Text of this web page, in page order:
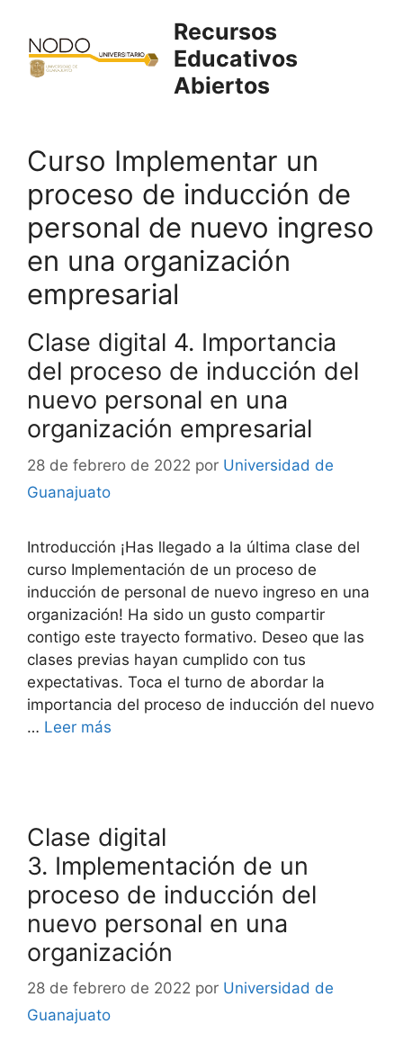
contenido
Recursos
Educativos
Abiertos
Curso Implementar un
proceso de inducción de
personal de nuevo ingreso
en una organización
empresarial
Clase digital 4. Importancia
del proceso de inducción del
nuevo personal en una
organización empresarial
28 de febrero de 2022 por Universidad de
Guanajuato
Introducción ¡Has llegado a la última clase del
curso Implementación de un proceso de
inducción de personal de nuevo ingreso en una
organización! Ha sido un gusto compartir
contigo este trayecto formativo. Deseo que las
clases previas hayan cumplido con tus
expectativas. Toca el turno de abordar la
importancia del proceso de inducción del nuevo
… Leer más
Clase digital
3. Implementación de un
proceso de inducción del
nuevo personal en una
organización
28 de febrero de 2022 por Universidad de
Guanajuato